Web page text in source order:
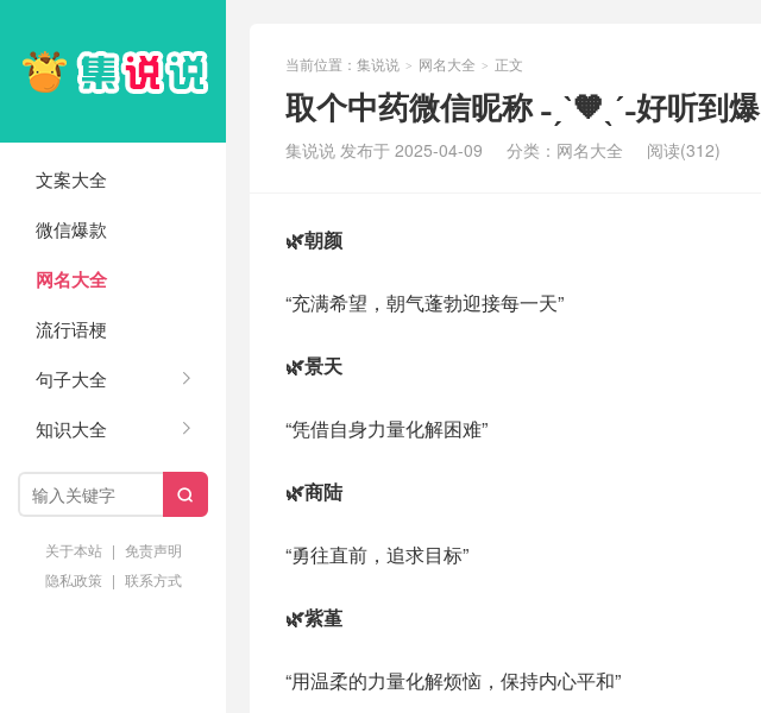
文案大全
微信爆款
网名大全
流行语梗
句子大全
知识大全

关于本站 | 免责声明
隐私政策 | 联系方式
当前位置： 集说说 > 网名大全 > 正文
取个中药微信昵称 ˗ˏˋ🧡ˎˊ˗好听到爆
集说说 发布于 2025-04-09 分类： 网名大全 阅读(312)
🌿朝颜
“充满希望，朝气蓬勃迎接每一天”
🌿景天
“凭借自身力量化解困难”
🌿商陆
“勇往直前，追求目标”
🌿紫堇
“用温柔的力量化解烦恼，保持内心平和”